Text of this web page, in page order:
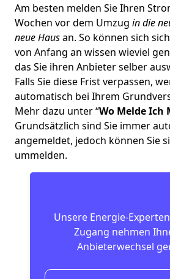
Am besten melden Sie Ihren
Wochen vor dem Umzug in die
neue Hausan. So können sich
von Anfang an wissen wieviel
das Sie ihren Anbieter selber
Falls Sie diese Frist verpassen,
automatisch bei Ihrem
Mehr dazu unter “Wo Melde Ich
Grundsätzlich sind Sie immer
angemeldet, jedoch können Sie
ummelden.
Unsere Energie-
Zugang nehmen
Anbieterwechsel